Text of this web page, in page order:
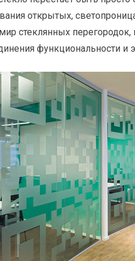
открытых,
стеклянных перегородок,
функциональности и